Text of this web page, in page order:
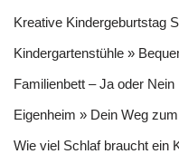
Kreative Kindergeburtstag
Kindergartenstühle »
Familienbett – Ja oder Nein
Eigenheim » Dein Weg
Wie viel Schlaf braucht ein